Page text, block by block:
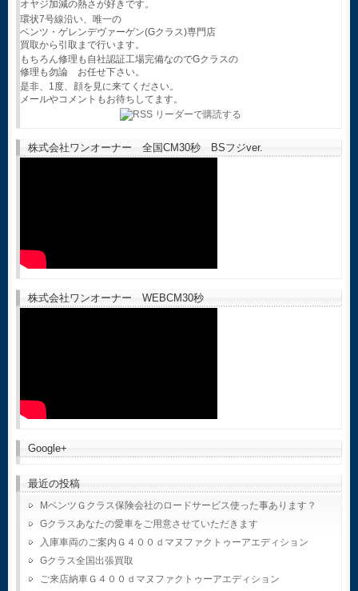
オヤジ加減の熱さが好きです。
環状7号線沿い、唯一の
ベンツ・ゲレンデヴァーゲン(Gクラス)専門店
買取から引取まで行います。
もちろん修理も自社認証工場完備なのでGクラスの
修理も勿論 お任せ下さい。
是非、1度、顔を見に来てください。
メールやコメントもお待ちしてます。
株式会社ワンオーナー 全国CM30秒 BSフジver.
株式会社ワンオーナー WEBCM30秒
Google+
最近の投稿
MベンツＧクラス保険会社のロードサービス使った事あります？
Gクラスあなたの愛車をご用意させていただきます
入庫車両のご案内Ｇ４００ｄマヌファクトゥーアエディション
Gクラス全国出張買取
ご来店納車Ｇ４００ｄマヌファクトゥーアエディション